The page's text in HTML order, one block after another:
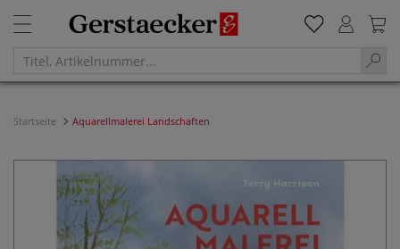
Startseite Aquarellmalerei Landschaften